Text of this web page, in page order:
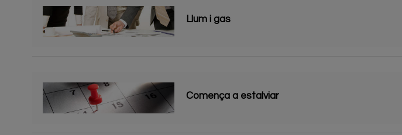
Llum i gas
Comença a estalviar